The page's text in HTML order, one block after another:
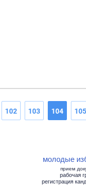
102 103 104 105
молодые
прием
рабочая
регистрация